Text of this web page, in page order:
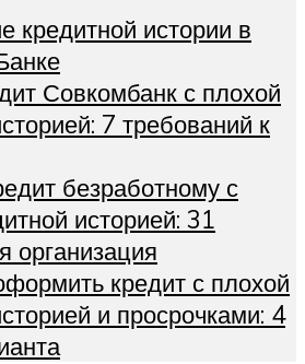
кредитной истории в
Совкомбанк с плохой
7 требований к
безработному с
историей: 31
организация
кредит с плохой
и просрочками: 4